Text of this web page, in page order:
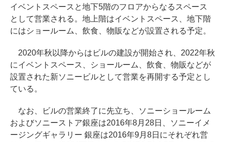
イベントスペースと地下5階のフロアからなるスペース
として営業される。地上階はイベントスペース、地下階
にはショールーム、飲食、物販などが設置される予定。
2020年秋以降からはビルの建設が開始され、2022年秋
にイベントスペース、ショールーム、飲食、物販などが
設置された新ソニービルとして営業を再開する予定とし
ている。
なお、ビルの営業終了に先立ち、ソニーショールーム
およびソニーストア銀座は2016年8月28日、ソニーイメ
ージングギャラリー 銀座は2016年9月8日にそれぞれ営